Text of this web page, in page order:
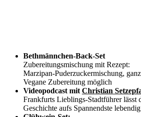
Bethmännchen-Back-Set
Zubereitungsmischung mit Rezept:
Marzipan-Puderzuckermischung,
Vegane Zubereitung möglich
Videopodcast mit Christian
Frankfurts Lieblings-Stadtführer lässt
Geschichte aufs Spannendste